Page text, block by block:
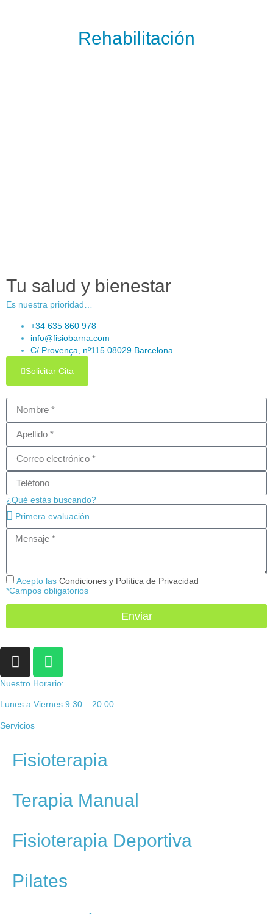
Rehabilitación
Tu salud y bienestar
Es nuestra prioridad…
+34 635 860 978
info@fisiobarna.com
C/ Provença, nº115 08029 Barcelona
Solicitar Cita
¿Qué estás buscando?
Acepto las Condiciones y Política de Privacidad
*Campos obligatorios
Enviar
Nuestro Horario:
Lunes a Viernes 9:30 – 20:00
Servicios
Fisioterapia
Terapia Manual
Fisioterapia Deportiva
Pilates